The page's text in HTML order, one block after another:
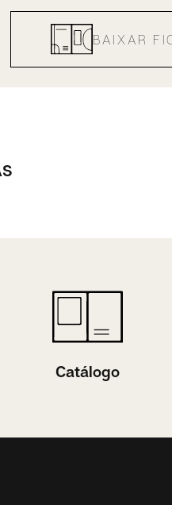
BAIXAR
Catálogo